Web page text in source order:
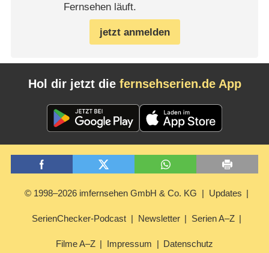
Fernsehen läuft.
jetzt anmelden
Hol dir jetzt die fernsehserien.de App
© 1998–2026 imfernsehen GmbH & Co. KG Updates
SerienChecker-Podcast Newsletter Serien A–Z
Filme A–Z Impressum Datenschutz